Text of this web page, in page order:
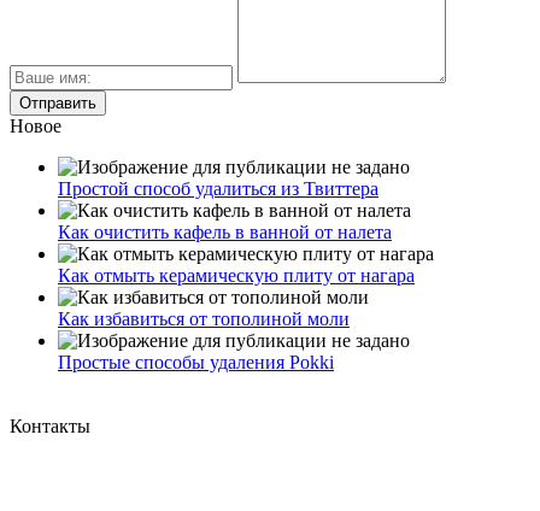
Новое
Простой способ удалиться из Твиттера
Как очистить кафель в ванной от налета
Как отмыть керамическую плиту от нагара
Как избавиться от тополиной моли
Простые способы удаления Pokki
Контакты